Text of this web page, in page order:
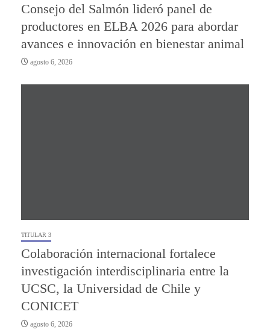
Consejo del Salmón lideró panel de
productores en ELBA 2026 para abordar
avances e innovación en bienestar animal
agosto 6, 2026
TITULAR 3
Colaboración internacional fortalece
investigación interdisciplinaria entre la
UCSC, la Universidad de Chile y
CONICET
agosto 6, 2026